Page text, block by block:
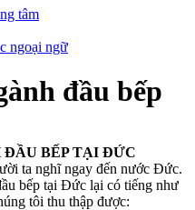
tâm
ngoại ngữ
đầu bếp
ĐẦU BẾP TẠI ĐỨC
ta nghĩ ngay đến nước Đức.
bếp tại Đức lại có tiếng như
tôi thu thập được: